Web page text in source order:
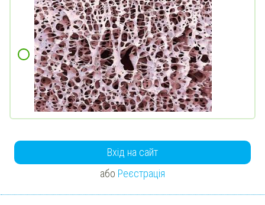
Вхід на сайт
або Реєстрація